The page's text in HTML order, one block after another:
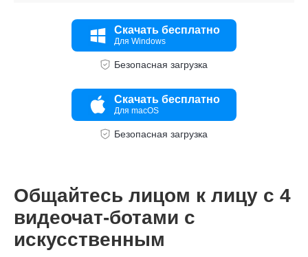
Скачать бесплатно
Для Windows
Безопасная загрузка
Скачать бесплатно
Для macOS
Безопасная загрузка
Общайтесь лицом к лицу с 4
видеочат-ботами с
искусственным